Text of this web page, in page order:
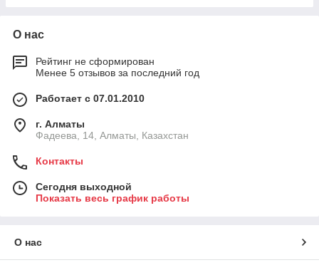
О нас
Рейтинг не сформирован
Менее 5 отзывов за последний год
Работает с 07.01.2010
г. Алматы
Фадеева, 14, Алматы, Казахстан
Контакты
Сегодня выходной
Показать весь график работы
О нас